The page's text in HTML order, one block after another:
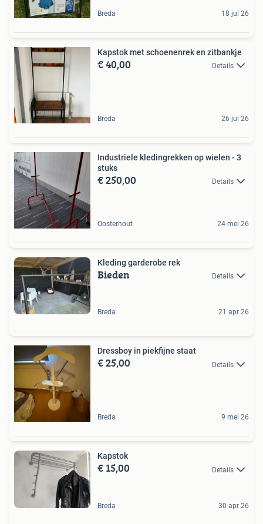
Breda 18 jul 26
Kapstok met schoenenrek en zitbankje
€ 40,00 Details
Breda 26 jul 26
Industriele kledingrekken op wielen - 3
stuks
€ 250,00 Details
Oosterhout 24 mei 26
Kleding garderobe rek
Bieden Details
Breda 21 apr 26
Dressboy in piekfijne staat
€ 25,00 Details
Breda 9 mei 26
Kapstok
€ 15,00 Details
Breda 30 apr 26